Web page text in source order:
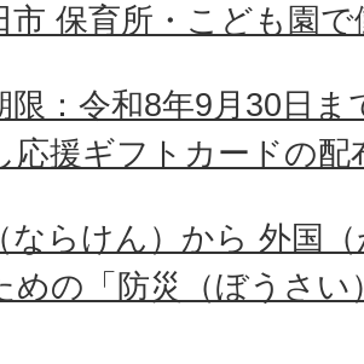
市 保育所・こども園
限：令和8年9月30日
応援ギフトカードの配
ならけん）から 外国
めの「防災（ぼうさ